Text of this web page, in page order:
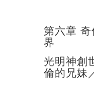
第六章
界
光明神創
倫的兄妹